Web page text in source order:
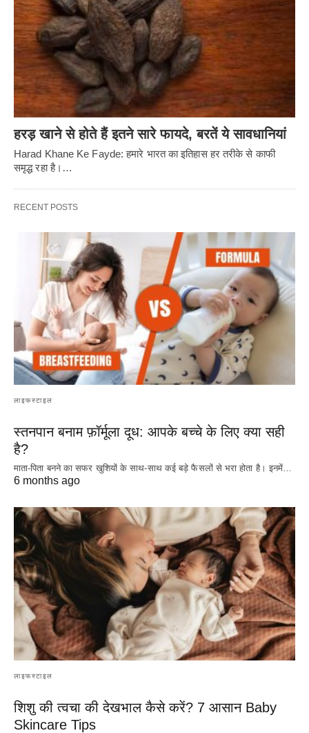
हरड़ खाने से होते हैं इतने सारे फायदे, बरतें ये सावधानियां
Harad Khane Ke Fayde: हमारे भारत का इतिहास हर तरीके से काफी
समृद्ध रहा है।…
RECENT POSTS
लाइफस्टाइल
स्तनपान बनाम फ़ॉर्मूला दूध: आपके बच्चे के लिए क्या सही
है?
माता-पिता बनने का सफर खुशियों के साथ-साथ कई बड़े फैसलों से भरा होता है। इनमें…
6 months ago
लाइफस्टाइल
शिशु की त्वचा की देखभाल कैसे करें? 7 आसान Baby
Skincare Tips